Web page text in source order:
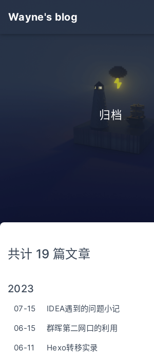
Wayne's blog
归档 _
共计 19 篇文章
2023
07-15
IDEA遇到的问题小记
06-15
群晖第二网口的利用
06-11
Hexo转移实录